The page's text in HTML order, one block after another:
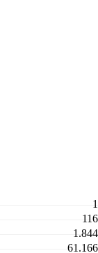
1
116
1.844
61.166